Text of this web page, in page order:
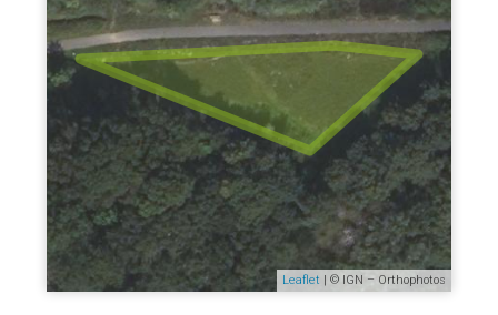
Leaflet | © IGN – Orthophotos